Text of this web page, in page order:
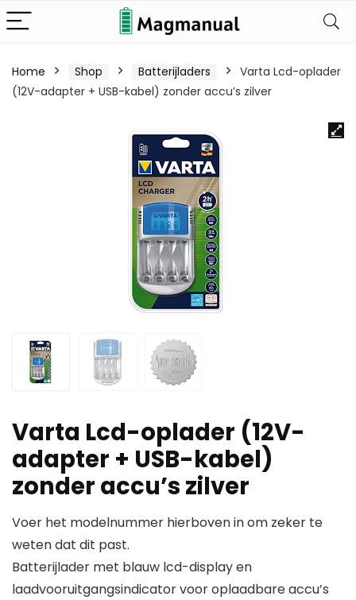
Home Shop Batterijladers
Varta Lcd-oplader
(12V-adapter + USB-kabel) zonder accu’s zilver
Varta Lcd-oplader (12V-
adapter + USB-kabel)
zonder accu’s zilver
Voer het modelnummer hierboven in om zeker te
weten dat dit past.
Batterijlader met blauw lcd-display en
laadvooruitgangsindicator voor oplaadbare accu’s